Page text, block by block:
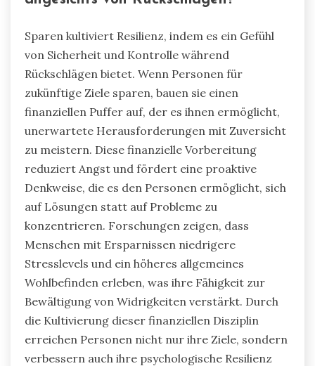
Sparen kultiviert Resilienz, indem es ein Gefühl
von Sicherheit und Kontrolle während
Rückschlägen bietet. Wenn Personen für
zukünftige Ziele sparen, bauen sie einen
finanziellen Puffer auf, der es ihnen ermöglicht,
unerwartete Herausforderungen mit Zuversicht
zu meistern. Diese finanzielle Vorbereitung
reduziert Angst und fördert eine proaktive
Denkweise, die es den Personen ermöglicht, sich
auf Lösungen statt auf Probleme zu
konzentrieren. Forschungen zeigen, dass
Menschen mit Ersparnissen niedrigere
Stresslevels und ein höheres allgemeines
Wohlbefinden erleben, was ihre Fähigkeit zur
Bewältigung von Widrigkeiten verstärkt. Durch
die Kultivierung dieser finanziellen Disziplin
erreichen Personen nicht nur ihre Ziele, sondern
verbessern auch ihre psychologische Resilienz